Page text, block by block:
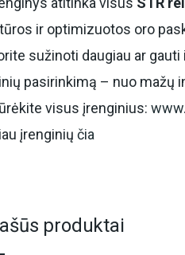
ir optimizuotos oro
sužinoti daugiau ar
pasirinkimą – nuo mažų
visus įrenginius:
įrenginių čia
produktai